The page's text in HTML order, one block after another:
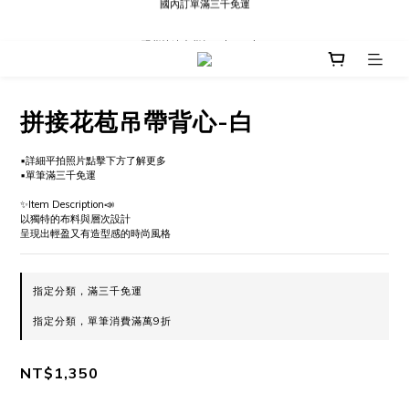
現貨快速出貨∣Ready to Ship
拼接花苞吊帶背心-白
▪詳細平拍照片點擊下方了解更多
▪單筆滿三千免運
✨Item Description📣
以獨特的布料與層次設計
呈現出輕盈又有造型感的時尚風格
指定分類，滿三千免運
指定分類，單筆消費滿萬9折
NT$1,350